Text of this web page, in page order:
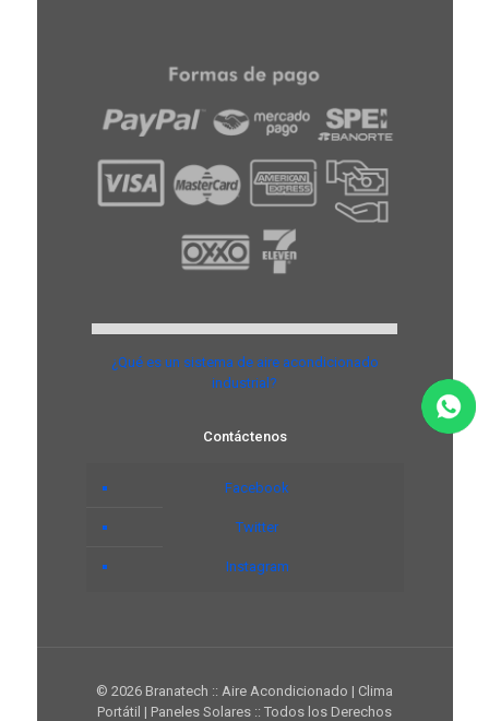
¿Qué es un sistema de aire acondicionado
industrial?
Contáctenos
Facebook
Twitter
Instagram
© 2026 Branatech :: Aire Acondicionado | Clima
Portátil | Paneles Solares :: Todos los Derechos